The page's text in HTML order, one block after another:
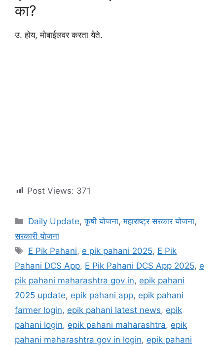
का?
उ. होय, मोबाईलवर करता येते.
Post Views: 371
Categories
Daily Update,कृषी योजना,महाराष्ट्र सरकार योजना,
सरकारी योजना
Tags
E Pik Pahani, e pik pahani 2025, E Pik
Pahani DCS App, E Pik Pahani DCS App 2025, e
pik pahani maharashtra gov in, epik pahani
2025 update, epik pahani app, epik pahani
farmer login, epik pahani latest news, epik
pahani login, epik pahani maharashtra, epik
pahani maharashtra gov in login, epik pahani